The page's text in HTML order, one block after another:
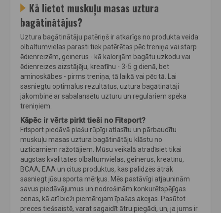
Kā lietot muskuļu masas uztura
bagātinātājus?
Uztura bagātinātāju patēriņš ir atkarīgs no produkta veida:
olbaltumvielas parasti tiek patērētas pēc treniņa vai starp
ēdienreizēm, geinerus - kā kalorijām bagātu uzkodu vai
ēdienreizes aizstājēju, kreatīnu - 3-5 g dienā, bet
aminoskābes - pirms treniņa, tā laikā vai pēc tā. Lai
sasniegtu optimālus rezultātus, uztura bagātinātāji
jākombinē ar sabalansētu uzturu un regulāriem spēka
treniņiem.
Kāpēc ir vērts pirkt tieši no Fitsport?
Fitsport piedāvā plašu rūpīgi atlasītu un pārbaudītu
muskuļu masas uztura bagātinātāju klāstu no
uzticamiem ražotājiem. Mūsu veikalā atradīsiet tikai
augstas kvalitātes olbaltumvielas, geinerus, kreatīnu,
BCAA, EAA un citus produktus, kas palīdzēs ātrāk
sasniegt jūsu sporta mērķus. Mēs pastāvīgi atjauninām
savus piedāvājumus un nodrošinām konkurētspējīgas
cenas, kā arī bieži piemērojam īpašas akcijas. Pasūtot
preces tiešsaistē, varat sagaidīt ātru piegādi, un, ja jums ir